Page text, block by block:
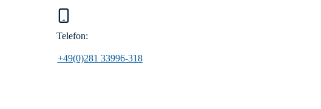
Telefon:
+49(0)281 33996-318